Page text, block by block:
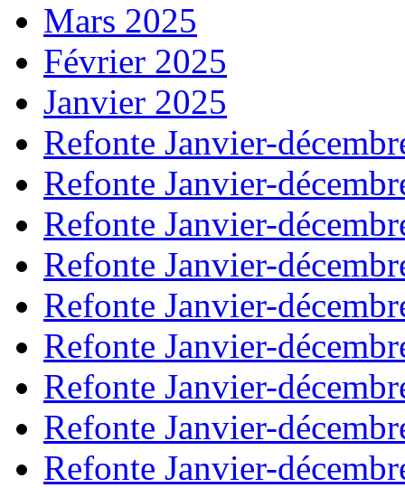
Mars 2025
Février 2025
Janvier 2025
Refonte Janvier-
Refonte Janvier-
Refonte Janvier-
Refonte Janvier-
Refonte Janvier-
Refonte Janvier-
Refonte Janvier-
Refonte Janvier-
Refonte Janvier-